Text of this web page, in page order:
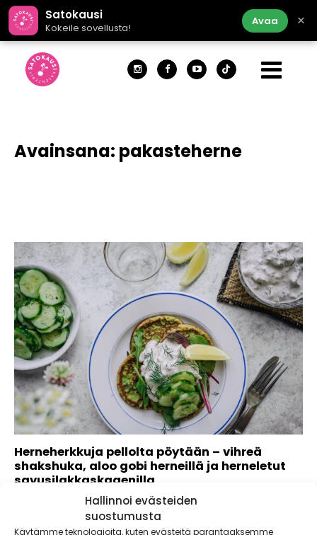
Hallinnoi evästeiden
suostumusta
Käytämme teknologioita, kuten evästeitä parantaaksemme
Satokausi
Kokeile sovellusta!
Avaa ×
Avainsana: pakasteherne
Herneherkkuja pellolta pöytään – vihreä
shakshuka, aloo gobi herneillä ja herneletut
savusilakkaskagenilla
Kaupallinen yhteistyö: Apetit Parahultaisen pieni ja sopivan
makea suomalainen herne on himoittu herkku,...